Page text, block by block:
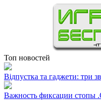
Топ новостей
Відпустка та гаджети: три
Важность фиксации стопы